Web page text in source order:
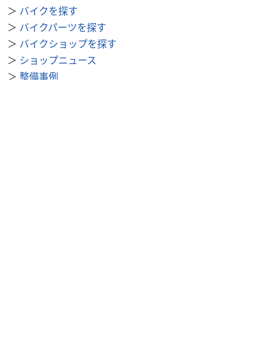
＞ バイクを探す
＞ バイクパーツを探す
＞ バイクショップを探す
＞ ショップニュース
＞ 整備事例